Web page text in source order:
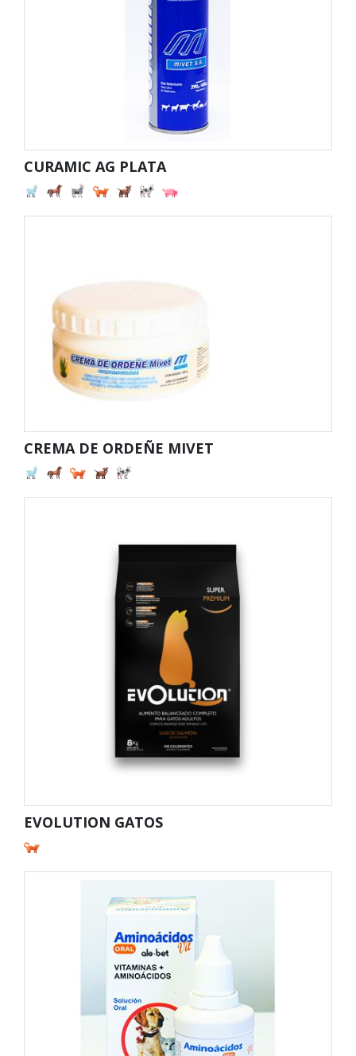
CURAMIC AG PLATA
CREMA DE ORDEÑE MIVET
EVOLUTION GATOS